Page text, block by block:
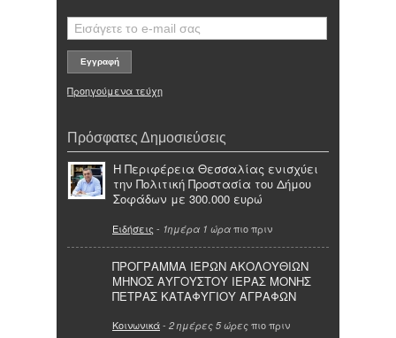
Προηγούμενα τεύχη
Πρόσφατες Δημοσιεύσεις
Η Περιφέρεια Θεσσαλίας ενισχύει
την Πολιτική Προστασία του Δήμου
Σοφάδων με 300.000 ευρώ
Ειδήσεις - 1ημέρα 1 ώρα πιο πριν
ΠΡΟΓΡΑΜΜΑ ΙΕΡΩΝ ΑΚΟΛΟΥΘΙΩΝ
ΜΗΝΟΣ ΑΥΓΟΥΣΤΟΥ ΙΕΡΑΣ ΜΟΝΗΣ
ΠΕΤΡΑΣ ΚΑΤΑΦΥΓΙΟΥ ΑΓΡΑΦΩΝ
Κοινωνικά- 2 ημέρες 5 ώρες πιο πριν